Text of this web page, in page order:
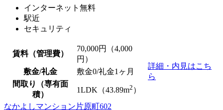
インターネット無料
駅近
セキュリティ
賃料（管理費）
70,000円（4,000
円）
詳細・内見はこち
ら
敷金/礼金 敷金0/礼金1ヶ月
間取り（専有面
積）
1LDK（43.89m2 ）
なかよしマンション片原町602